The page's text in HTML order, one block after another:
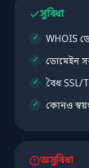
সুবিধা
WHOIS
ডোমেইন
বৈধ SSL/
কোনও
অসুবিধা